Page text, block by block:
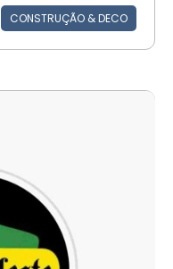
CONSTRUÇÃO & DECO